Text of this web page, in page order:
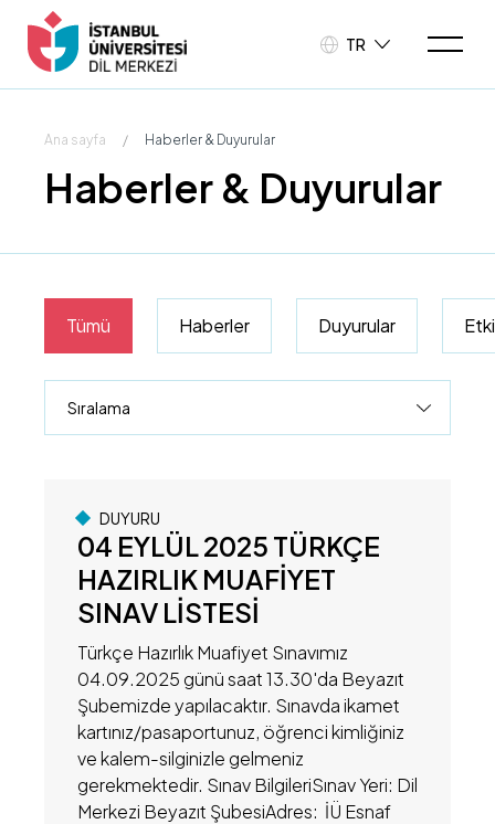
TR
Ana sayfa / Haberler & Duyurular
Haberler & Duyurular
Tümü Haberler Duyurular
DUYURU
04 EYLÜL 2025 TÜRKÇE
HAZIRLIK MUAFİYET
SINAV LİSTESİ
Türkçe Hazırlık Muafiyet Sınavımız
04.09.2025 günü saat 13.30'da Beyazıt
Şubemizde yapılacaktır. Sınavda ikamet
kartınız/pasaportunuz, öğrenci kimliğiniz
ve kalem-silginizle gelmeniz
gerekmektedir. Sınav BilgileriSınav Yeri: Dil
Merkezi Beyazıt ŞubesiAdres: İÜ Esnaf